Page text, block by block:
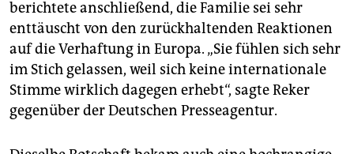
berichtete anschließend, die Familie sei sehr
enttäuscht von den zurückhaltenden Reaktionen
auf die Verhaftung in Europa. „Sie fühlen sich sehr
im Stich gelassen, weil sich keine internationale
Stimme wirklich dagegen erhebt“, sagte Reker
gegenüber der Deutschen Presseagentur.